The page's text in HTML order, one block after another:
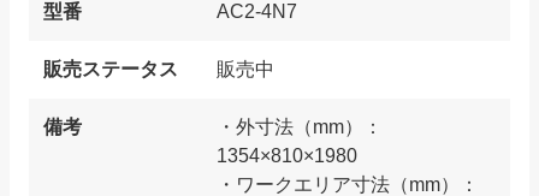
型番 AC2-4N7
販売ステータス 販売中
備考
・外寸法（mm）：
1354×810×1980
・ワークエリア寸法（mm）：